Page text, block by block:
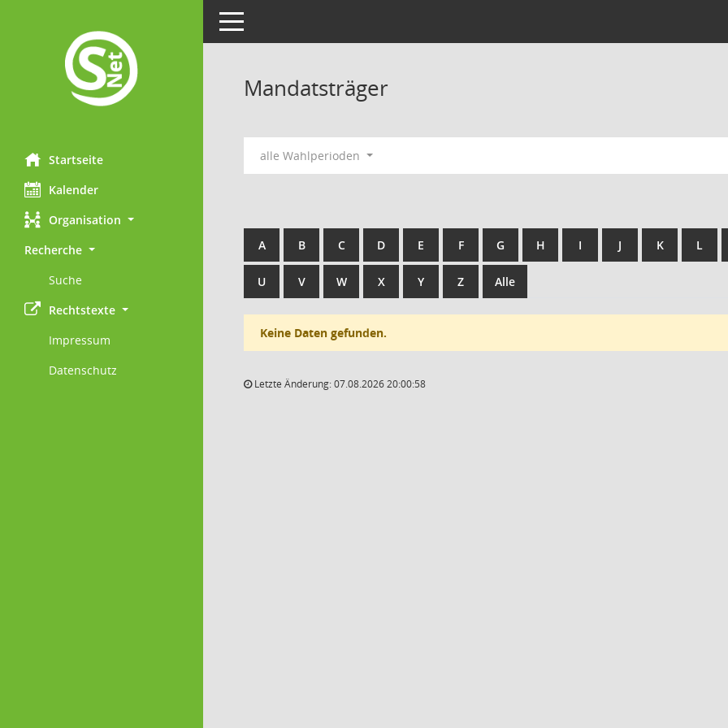
Startseite
Kalender
Organisation
Recherche
Suche
Rechtstexte
Impressum
Datenschutz
Toggle navigation
Mandatsträger
alle Wahlperioden
A B C D E F G H I J K L
U V W X Y Z Alle
Keine Daten gefunden.
Letzte Änderung: 07.08.2026 20:00:58